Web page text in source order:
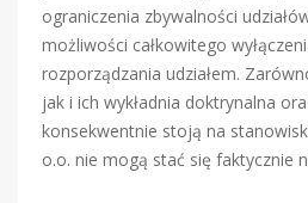
ograniczenia zbywalności
możliwości całkowitego
rozporządzania udziałem.
jak i ich wykładnia doktrynalna
konsekwentnie stoją na
o.o. nie mogą stać się faktycznie